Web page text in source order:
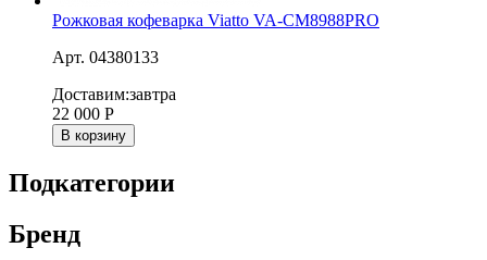
Рожковая кофеварка Viatto VA-CM8988PRO
Арт. 04380133
Доставим:завтра
22 000 Р
В корзину
Подкатегории
Бренд